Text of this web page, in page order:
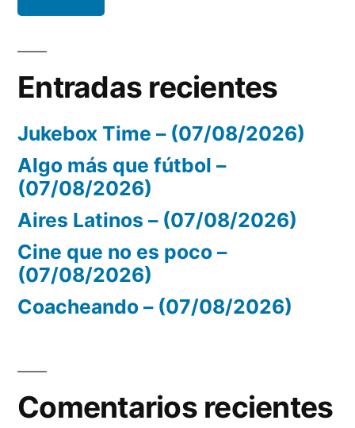
Entradas recientes
Jukebox Time – (07/08/2026)
Algo más que fútbol –
(07/08/2026)
Aires Latinos – (07/08/2026)
Cine que no es poco –
(07/08/2026)
Coacheando – (07/08/2026)
Comentarios recientes